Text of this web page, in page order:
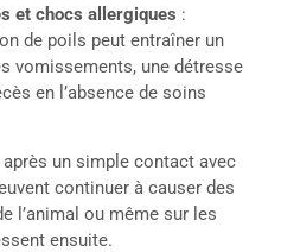
et chocs allergiques :
de poils peut entraîner un
vomissements, une détresse
en l’absence de soins
après un simple contact avec
continuer à causer des
l’animal ou même sur les
ensuite.